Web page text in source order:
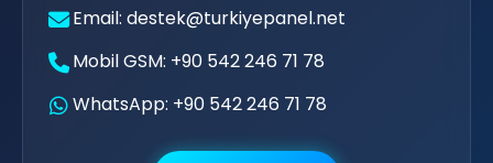
Email: destek@turkiyepanel.net
Mobil GSM: +90 542 246 71 78
WhatsApp: +90 542 246 71 78